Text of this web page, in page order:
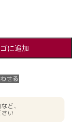
に追加
せる
ど、
い